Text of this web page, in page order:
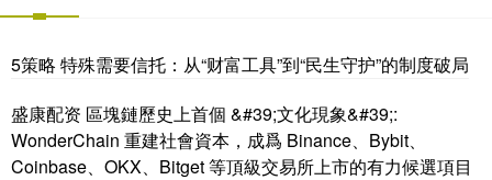
5策略 特殊需要信托：从“财富工具”到“民生守护”的制度破局
盛康配资 區塊鏈歷史上首個 &#39;文化現象&#39;:
WonderChain 重建社會資本，成爲 Binance、Bybit、
Coinbase、OKX、Bitget 等頂級交易所上市的有力候選項目